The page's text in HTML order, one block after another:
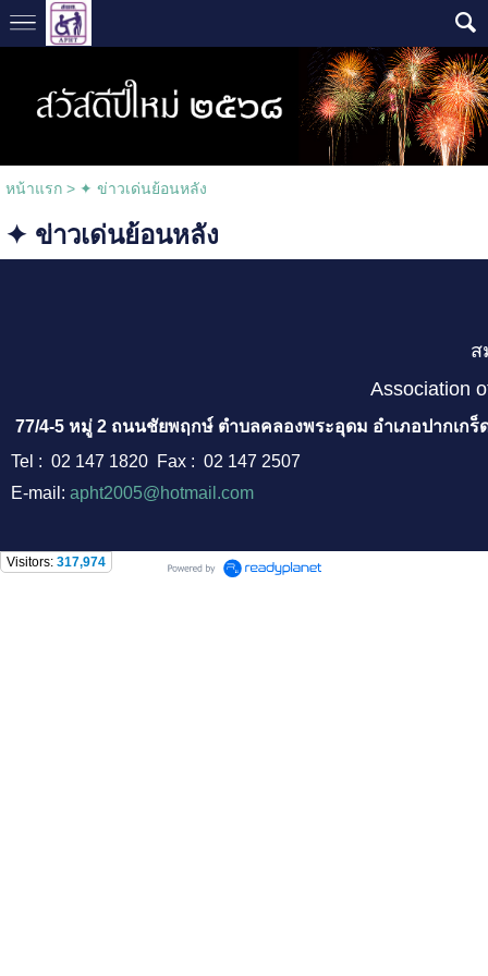
หน้าแรก> ✦ ข่าวเด่นย้อนหลัง
✦ ข่าวเด่นย้อนหลัง
ส
Association
77/4-5 หมู่ 2 ถนนชัยพฤกษ์ ตำบลคลองพระอุดม อำเภอปากเกร็
Tel : 02 147 1820 Fax : 02 147 2507
E-mail: apht2005@hotmail.com
Visitors: 317,974